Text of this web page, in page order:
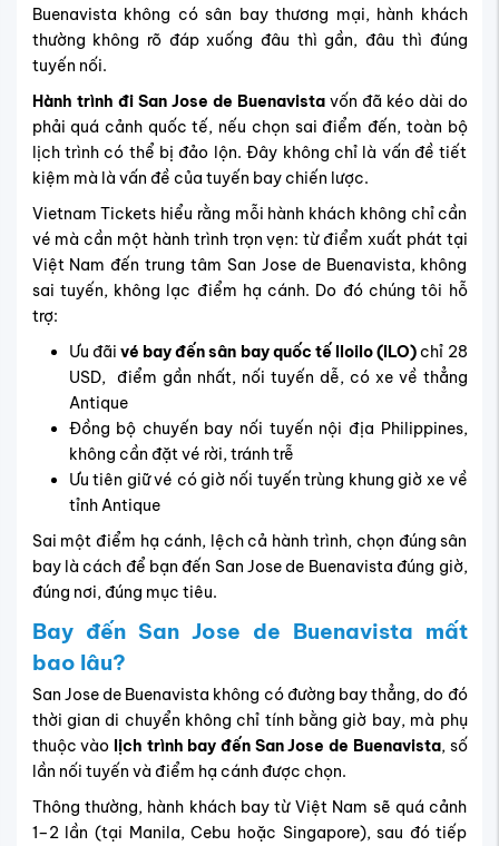
Buenavista không có sân bay thương mại, hành khách
thường không rõ đáp xuống đâu thì gần, đâu thì đúng
tuyến nối.
Hành trình đi San Jose de Buenavistavốn đã kéo dài do
phải quá cảnh quốc tế, nếu chọn sai điểm đến, toàn bộ
lịch trình có thể bị đảo lộn. Đây không chỉ là vấn đề tiết
kiệm mà là vấn đề của tuyến bay chiến lược.
Vietnam Tickets hiểu rằng mỗi hành khách không chỉ cần
vé mà cần một hành trình trọn vẹn: từ điểm xuất phát tại
Việt Nam đến trung tâm San Jose de Buenavista, không
sai tuyến, không lạc điểm hạ cánh. Do đó chúng tôi hỗ
trợ:
Ưu đãi vé bay đến sân bay quốc tế Iloilo (ILO) chỉ 28
USD, điểm gần nhất, nối tuyến dễ, có xe về thẳng
Antique
Đồng bộ chuyến bay nối tuyến nội địa Philippines,
không cần đặt vé rời, tránh trễ
Ưu tiên giữ vé có giờ nối tuyến trùng khung giờ xe về
tỉnh Antique
Sai một điểm hạ cánh, lệch cả hành trình, chọn đúng sân
bay là cách để bạn đến San Jose de Buenavista đúng giờ,
đúng nơi, đúng mục tiêu.
Bay đến San Jose de Buenavista mất
bao lâu?
San Jose de Buenavista không có đường bay thẳng, do đó
thời gian di chuyển không chỉ tính bằng giờ bay, mà phụ
thuộc vào lịch trình bay đến San Jose de Buenavista, số
lần nối tuyến và điểm hạ cánh được chọn.
Thông thường, hành khách bay từ Việt Nam sẽ quá cảnh
1–2 lần (tại Manila, Cebu hoặc Singapore), sau đó tiếp